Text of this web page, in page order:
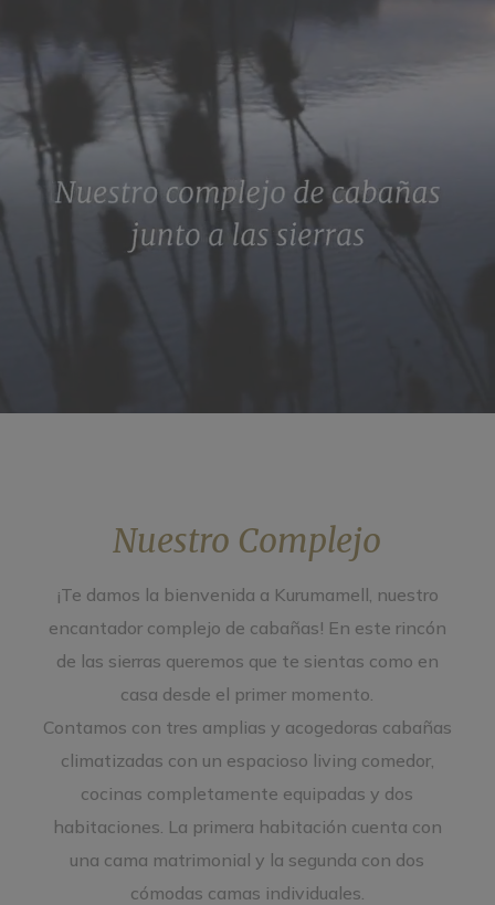
Nuestro Complejo
¡Te damos la bienvenida a Kurumamell, nuestro
encantador complejo de cabañas! En este rincón
de las sierras queremos que te sientas como en
casa desde el primer momento.
Contamos con tres amplias y acogedoras cabañas
climatizadas con un espacioso living comedor,
cocinas completamente equipadas y dos
habitaciones. La primera habitación cuenta con
una cama matrimonial y la segunda con dos
cómodas camas individuales.